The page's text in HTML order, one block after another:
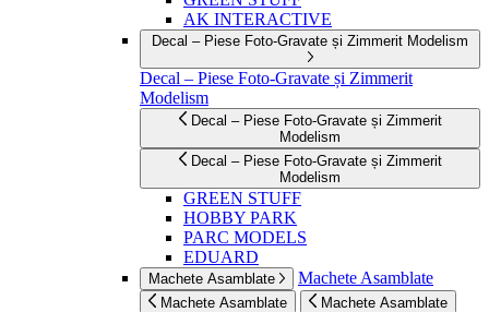
AK INTERACTIVE
Decal – Piese Foto-Gravate și Zimmerit Modelism
Decal – Piese Foto-Gravate și Zimmerit
Modelism
Decal – Piese Foto-Gravate și Zimmerit
Modelism
Decal – Piese Foto-Gravate și Zimmerit
Modelism
GREEN STUFF
HOBBY PARK
PARC MODELS
EDUARD
Machete Asamblate Machete Asamblate
Machete Asamblate Machete Asamblate